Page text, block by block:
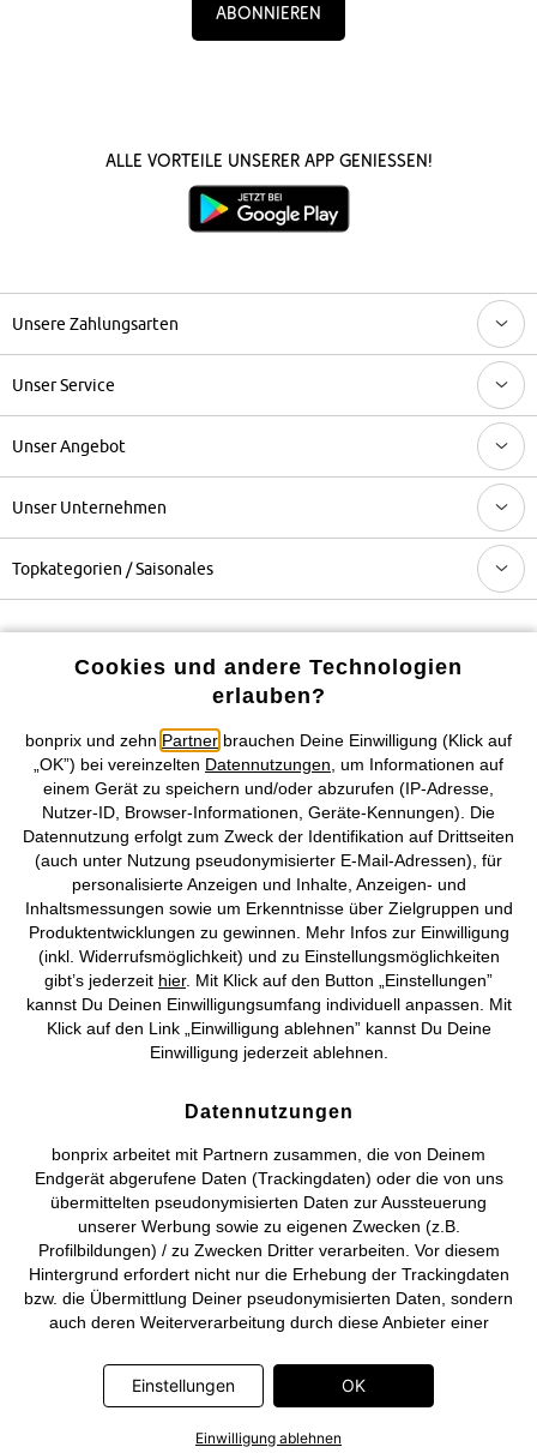
Abonnieren
Alle Vorteile unserer App genießen!
Unsere Zahlungsarten
Unser Service
Unser Angebot
Unser Unternehmen
Topkategorien / Saisonales
Preisangaben inkl. gesetzl. MwSt. und zzgl.Service- &
Versandkosten
AGB Datenschutz Cookie-Einstellungen Impressum
Vertrag widerrufen
©2026 bonprix.Alle Rechte vorbehalten.
Deutsch Français
Cookies und andere Technologien
erlauben?
bonprix und zehn Partner brauchen Deine Einwilligung (Klick auf
„OK”) bei vereinzelten Datennutzungen , um Informationen auf
einem Gerät zu speichern und/oder abzurufen (IP-Adresse,
Nutzer-ID, Browser-Informationen, Geräte-Kennungen). Die
Datennutzung erfolgt zum Zweck der Identifikation auf Drittseiten
(auch unter Nutzung pseudonymisierter E-Mail-Adressen), für
personalisierte Anzeigen und Inhalte, Anzeigen- und
Inhaltsmessungen sowie um Erkenntnisse über Zielgruppen und
Produktentwicklungen zu gewinnen. Mehr Infos zur Einwilligung
(inkl. Widerrufsmöglichkeit) und zu Einstellungsmöglichkeiten
gibt’s jederzeit hier. Mit Klick auf den Button „Einstellungen”
kannst Du Deinen Einwilligungsumfang individuell anpassen. Mit
Klick auf den Link „Einwilligung ablehnen” kannst Du Deine
Einwilligung jederzeit ablehnen.
Datennutzungen
bonprix arbeitet mit Partnern zusammen, die von Deinem
Endgerät abgerufene Daten (Trackingdaten) oder die von uns
übermittelten pseudonymisierten Daten zur Aussteuerung
unserer Werbung sowie zu eigenen Zwecken (z.B.
Profilbildungen) / zu Zwecken Dritter verarbeiten. Vor diesem
Hintergrund erfordert nicht nur die Erhebung der Trackingdaten
bzw. die Übermittlung Deiner pseudonymisierten Daten, sondern
auch deren Weiterverarbeitung durch diese Anbieter einer
Deine pseudonymisierten Daten erst dann übermittelt, wenn Du
auf den in dem Banner auf bonprix.de wiedergebenden Button
Unternehmen: Meta Platforms Ireland Limited, Google Ireland
Einstellungen OK
Einwilligung ablehnen